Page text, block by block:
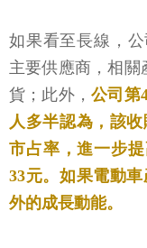
如果看至長線，
主要供應商，相關
貨；此外，公司第
人多半認為，該
市占率，進一步
33元。如果電動
外的成長動能。